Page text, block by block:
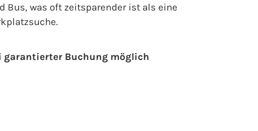
Bus, was oft zeitsparender ist als eine
garantierter Buchung möglich